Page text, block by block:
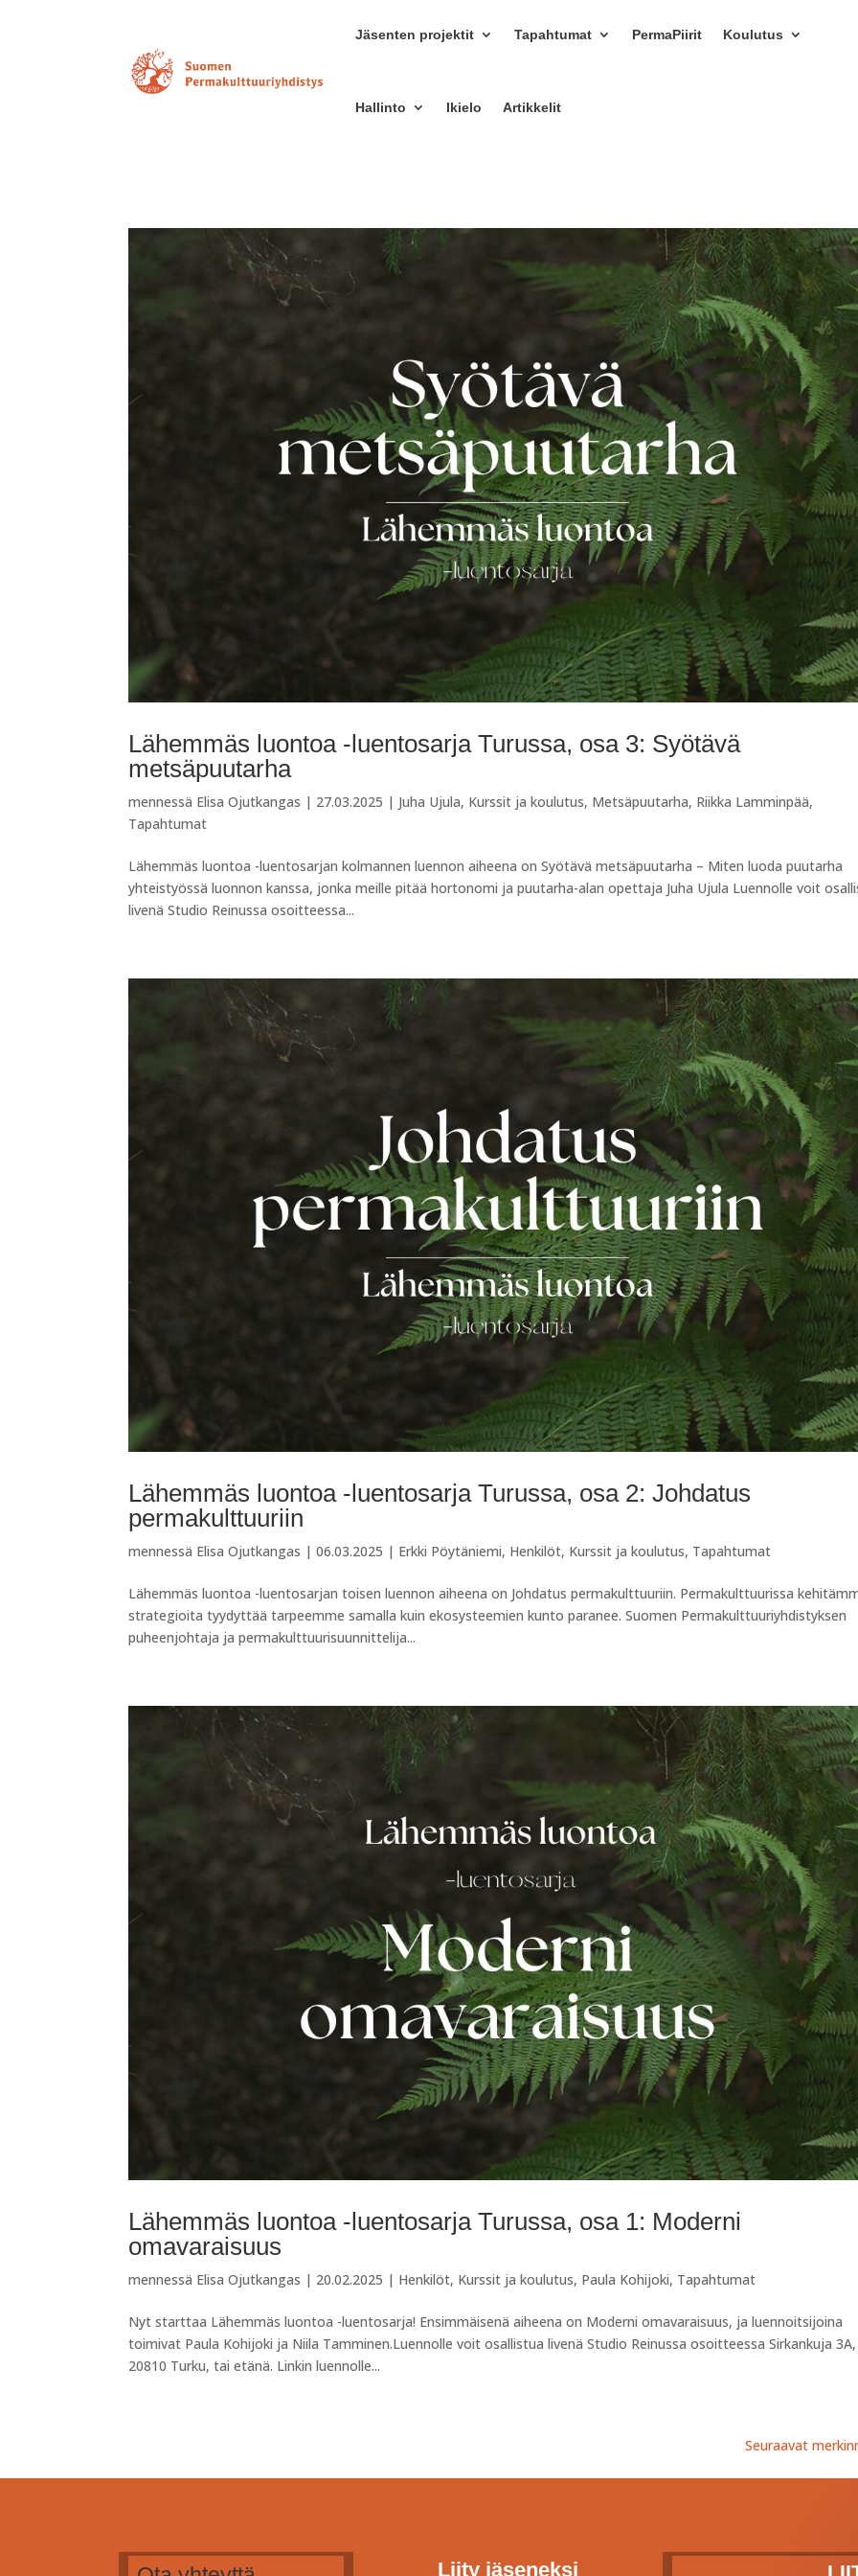
Jäsenten projektit Tapahtumat PermaPiirit Koulutus
Hallinto Ikielo Artikkelit
Lähemmäs luontoa -luentosarja Turussa, osa 3: Syötävä
metsäpuutarha
mennessä Elisa Ojutkangas | 27.03.2025 | Juha Ujula, Kurssit ja koulutus, Metsäpuutarha, Riikka Lamminpää,
Tapahtumat
Lähemmäs luontoa -luentosarjan kolmannen luennon aiheena on Syötävä metsäpuutarha – Miten luoda puutarha
yhteistyössä luonnon kanssa, jonka meille pitää hortonomi ja puutarha-alan opettaja Juha Ujula Luennolle voit
livenä Studio Reinussa osoitteessa...
Lähemmäs luontoa -luentosarja Turussa, osa 2: Johdatus
permakulttuuriin
mennessä Elisa Ojutkangas |06.03.2025 | Erkki Pöytäniemi, Henkilöt, Kurssit ja koulutus, Tapahtumat
Lähemmäs luontoa -luentosarjan toisen luennon aiheena on Johdatus permakulttuuriin. Permakulttuurissa
strategioita tyydyttää tarpeemme samalla kuin ekosysteemien kunto paranee. Suomen Permakulttuuriyhdistyksen
puheenjohtaja ja permakulttuurisuunnittelija...
Lähemmäs luontoa -luentosarja Turussa, osa 1: Moderni
omavaraisuus
mennessä Elisa Ojutkangas | 20.02.2025 | Henkilöt, Kurssit ja koulutus, Paula Kohijoki, Tapahtumat
Nyt starttaa Lähemmäs luontoa -luentosarja! Ensimmäisenä aiheena on Moderni omavaraisuus, ja luennoitsijoina
toimivat Paula Kohijoki ja Niila Tamminen.Luennolle voit osallistua livenä Studio Reinussa osoitteessa Sirkankuja 3A,
20810 Turku, tai etänä. Linkin luennolle...
Seuraavat
Liity jäseneksi